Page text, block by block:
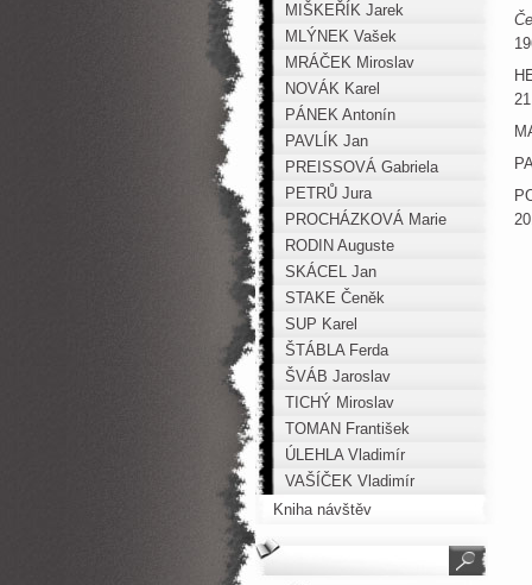
MIŠKEŘÍK Jarek
MLÝNEK Vašek
MRÁČEK Miroslav
NOVÁK Karel
PÁNEK Antonín
PAVLÍK Jan
PREISSOVÁ Gabriela
PETRŮ Jura
PROCHÁZKOVÁ Marie
RODIN Auguste
SKÁCEL Jan
STAKE Čeněk
SUP Karel
ŠTÁBLA Ferda
ŠVÁB Jaroslav
TICHÝ Miroslav
TOMAN František
ÚLEHLA Vladimír
VAŠÍČEK Vladimír
Kniha návštěv